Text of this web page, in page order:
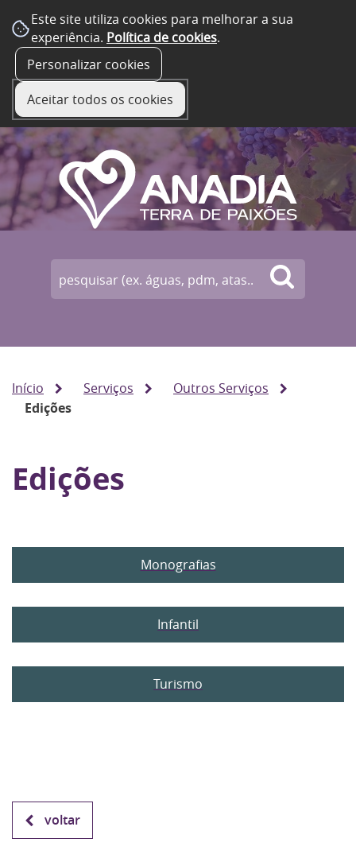
Este site utiliza cookies para melhorar a sua
experiência. Política de cookies.
Personalizar cookies
Aceitar todos os cookies
Início Serviços
Outros Serviços
Edições
Edições
Monografias
Infantil
Turismo
voltar